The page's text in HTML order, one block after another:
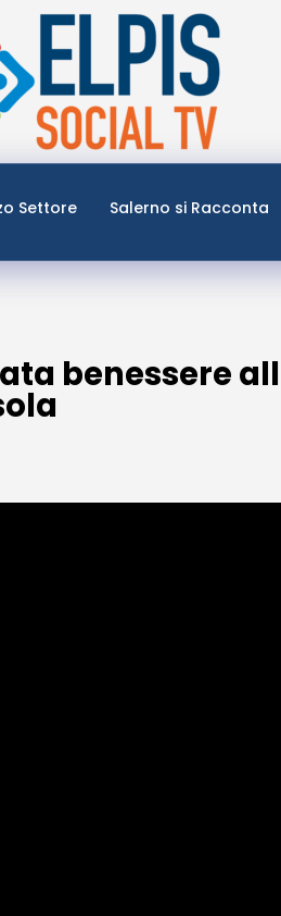
Settore Salerno si Racconta
benessere